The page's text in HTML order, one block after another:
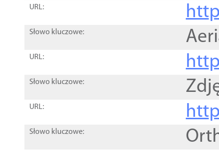
URL:
Słowo kluczowe:
URL:
Słowo kluczowe:
URL:
Słowo kluczowe: